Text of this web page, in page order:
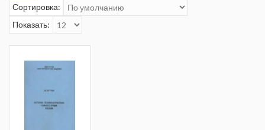
Сортировка:
Показать: